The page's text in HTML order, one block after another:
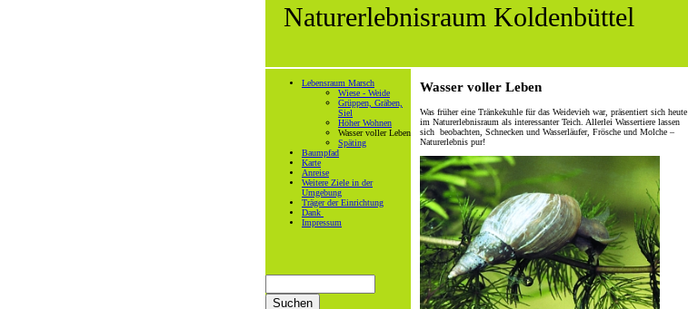
Naturerlebnisraum Koldenbüttel
Lebensraum Marsch
Wiese - Weide
Grüppen, Gräben,
Siel
Höher Wohnen
Wasser voller Leben
Späting
Baumpfad
Karte
Anreise
Weitere Ziele in der
Umgebung
Träger der Einrichtung
Dank
Impressum
Wasser voller Leben
Was früher eine Tränkekuhle für das Weidevieh war, präsentiert sich heute
im Naturerlebnisraum als interessanter Teich. Allerlei Wassertiere lassen
sich beobachten, Schnecken und Wasserläufer, Frösche und Molche –
Naturerlebnis pur!